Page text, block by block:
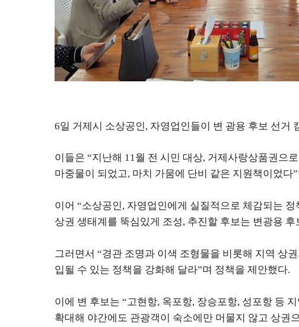
6일 거제시 소상공인, 자영업인들이 변 광용 후보 선거
이들은 “지난해 11월 전 시민 대상, 거제사랑상품권으
마중물이 되었고, 마치 가뭄에 단비 같은 지원책이었다”
이어 “소상공인, 자영업인에게 실질적으로 체감되는
상권 생태계를 뚝심있게 조성, 추진할 후보는 변광용 후
그러면서 “경관 조명과 이색 조형물을 비롯해 지역 상
입될 수 있는 정책을 강화해 달라”며 정책을 제안했다.
이에 변 후보는 “고현항, 옥포항, 장승포항, 성포항 등
확대해 야간에도 관광객이 숙소에만 머물지 않고 상권